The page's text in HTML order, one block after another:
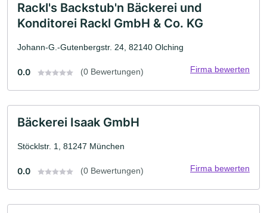
Rackl's Backstub'n Bäckerei und
Konditorei Rackl GmbH & Co. KG
Johann-G.-Gutenbergstr. 24, 82140 Olching
0.0 (0 Bewertungen) Firma bewerten
Bäckerei Isaak GmbH
Stöcklstr. 1, 81247 München
0.0 (0 Bewertungen) Firma bewerten